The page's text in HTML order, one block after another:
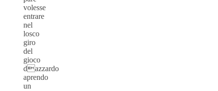
volesse
entrare
nel
losco
giro
del
gioco
dazzardo
aprendo
un